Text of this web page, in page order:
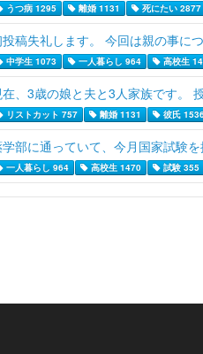
うつ病 1295 離婚 1131 死にたい 2877
投稿失礼します。 今回は親の事に
中学生 1073 一人暮らし 964 高校生
在、3歳の娘と夫と3人家族です。
リストカット 757 離婚 1131 彼氏
部に通っていて、今月国家試験を
一人暮らし 964 高校生 1470 試験 355